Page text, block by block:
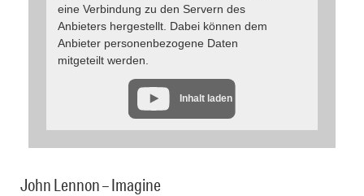
eine Verbindung zu den Servern des
Anbieters hergestellt. Dabei können dem
Anbieter personenbezogene Daten
mitgeteilt werden.
Inhalt laden
John Lennon – Imagine